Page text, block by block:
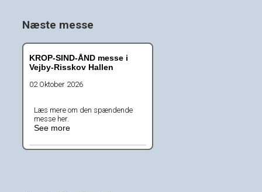
Næste messe
KROP-SIND-ÅND messe i
Vejby-Risskov Hallen
02 Oktober 2026
Læs mere om den spændende
messe her.
See more